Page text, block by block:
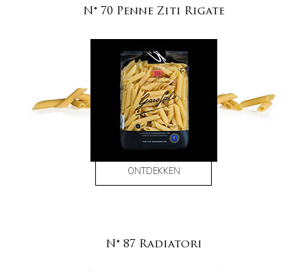
N° 70 Penne Ziti Rigate
ONTDEKKEN
N° 87 Radiatori